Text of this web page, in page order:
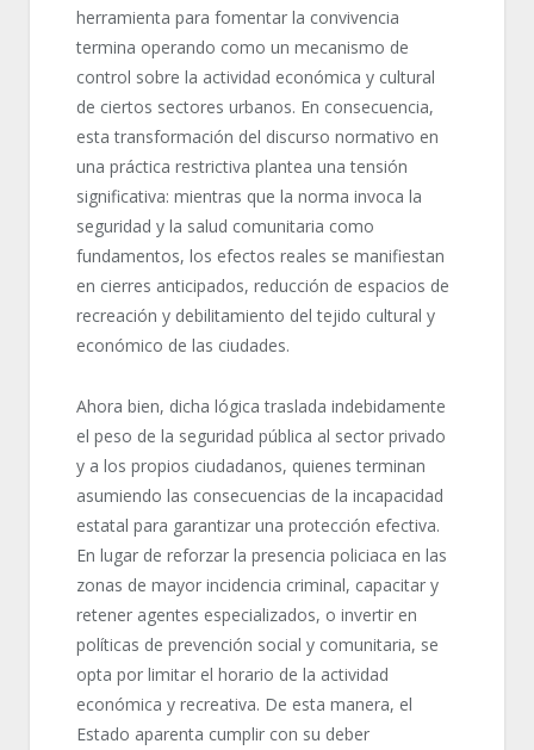
herramienta para fomentar la convivencia
termina operando como un mecanismo de
control sobre la actividad económica y cultural
de ciertos sectores urbanos. En consecuencia,
esta transformación del discurso normativo en
una práctica restrictiva plantea una tensión
significativa: mientras que la norma invoca la
seguridad y la salud comunitaria como
fundamentos, los efectos reales se manifiestan
en cierres anticipados, reducción de espacios de
recreación y debilitamiento del tejido cultural y
económico de las ciudades.
Ahora bien, dicha lógica traslada indebidamente
el peso de la seguridad pública al sector privado
y a los propios ciudadanos, quienes terminan
asumiendo las consecuencias de la incapacidad
estatal para garantizar una protección efectiva.
En lugar de reforzar la presencia policiaca en las
zonas de mayor incidencia criminal, capacitar y
retener agentes especializados, o invertir en
políticas de prevención social y comunitaria, se
opta por limitar el horario de la actividad
económica y recreativa. De esta manera, el
Estado aparenta cumplir con su deber